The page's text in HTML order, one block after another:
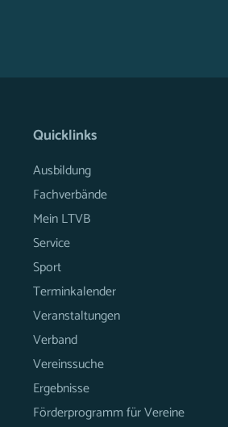
Quicklinks
Ausbildung
Fachverbände
Mein LTVB
Service
Sport
Terminkalender
Veranstaltungen
Verband
Vereinssuche
Ergebnisse
Förderprogramm für Vereine